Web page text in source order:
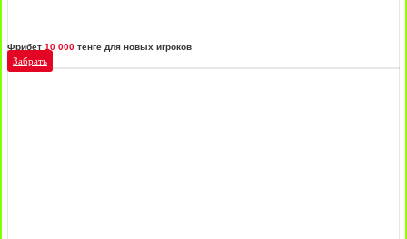
Фрибет 10 000 тенге для новых игроков
Забрать